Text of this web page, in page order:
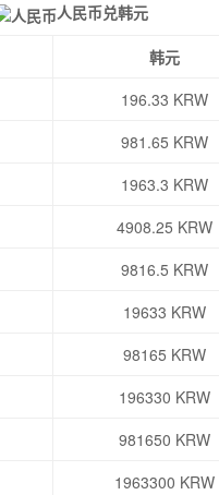
人民币兑韩元
韩元
196.33 KRW
981.65 KRW
1963.3 KRW
4908.25 KRW
9816.5 KRW
19633 KRW
98165 KRW
196330 KRW
981650 KRW
1963300 KRW